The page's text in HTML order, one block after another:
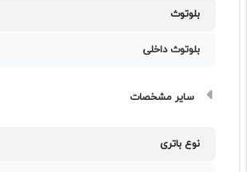
بلوتوث
بلوتوث داخلی
سایر مشخصات
نوع باتری